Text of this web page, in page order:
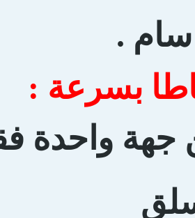
سام .
بسرعة :
جهة واحدة